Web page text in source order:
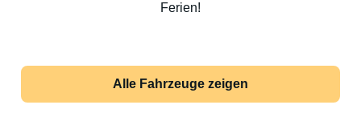
Ferien!
Alle Fahrzeuge zeigen